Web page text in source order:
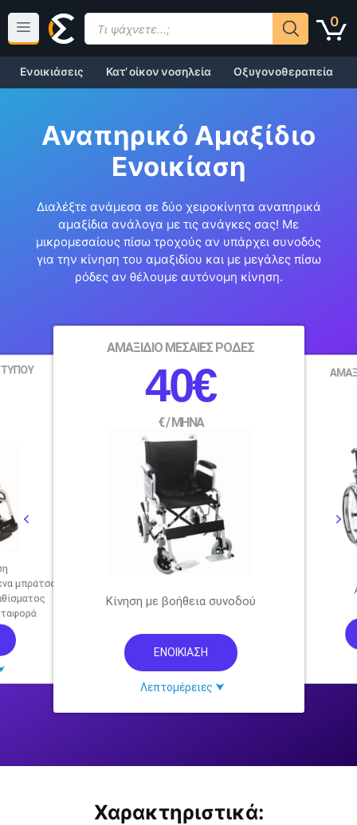
περιεχόμενο
0
Products
search
Κατ’ οίκον νοσηλεία Οξυγονοθεραπεία
Ενοικιάσεις
Αναπηρικό Αμαξίδιο
Ενοικίαση
Διαλέξτε ανάμεσα σε δύο χειροκίνητα αναπηρικά
αμαξίδια ανάλογα με τις ανάγκες σας! Με
μικρομεσαίους πίσω τροχούς αν υπάρχει συνοδός
για την κίνηση του αμαξιδίου και με μεγάλες πίσω
ρόδες αν θέλουμε αυτόνομη κίνηση.
ΑΜΑΞΙΔΙΟ ΜΕΣΑΙΕΣ ΡΟΔΕΣ
40€
€ / ΜΗΝΑ
Κίνηση με βοήθεια συνοδού
ΕΝΟΙΚΙΑΣΗ
Λεπτομέρειες ⮟
μπράτσα
Χαρακτηριστικά: